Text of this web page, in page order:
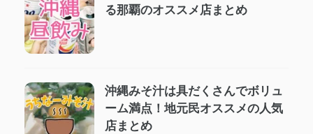
る那覇のオススメ店まとめ
沖縄みそ汁は具だくさんでボリュ
ーム満点！地元民オススメの人気
店まとめ